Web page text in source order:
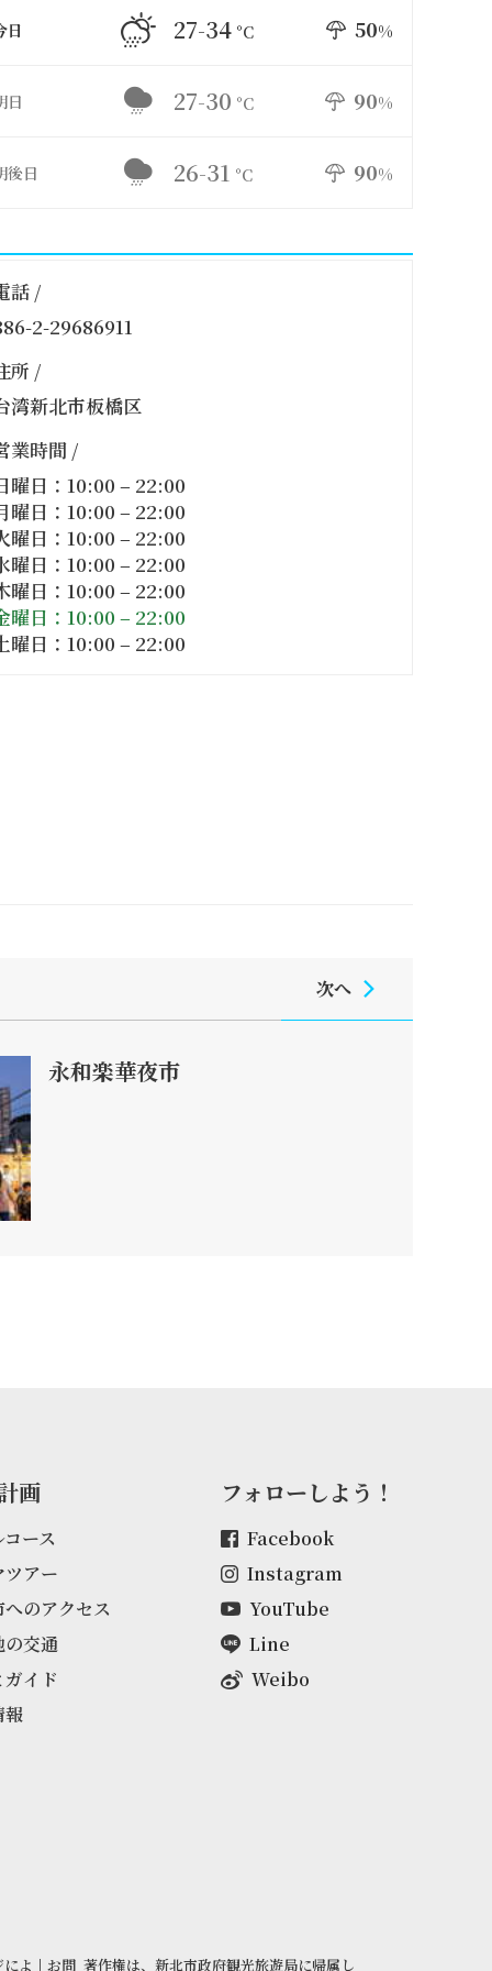
日 27-34 °C 50%
日 27-30 °C 90%
後日 26-31 °C 90%
話 /
2-29686911
所 /
湾新北市板橋区
業時間 /
曜日：10:00 – 22:00
曜日：10:00 – 22:00
曜日：10:00 – 22:00
曜日：10:00 – 22:00
曜日：10:00 – 22:00
曜日：10:00 – 22:00
曜日：10:00 – 22:00
次へ
永和楽華夜市
画
ース
アー
のアクセス
交通
イド
報
フォローしよう！
Facebook
Instagram
YouTube
Line
Weibo
よ | お問 著作権は、新北市政府観光旅遊局に帰属し